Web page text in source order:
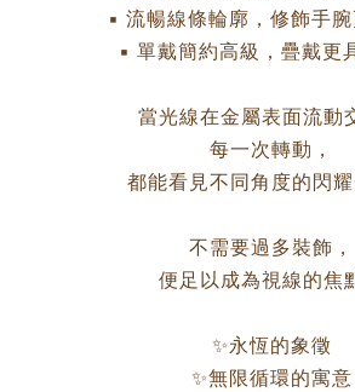
▪ 流暢線條輪廓，修飾手
▪ 單戴簡約高級，疊戴更
當光線在金屬表面流動
每一次轉動，
都能看見不同角度的閃耀
不需要過多裝飾，
便足以成為視線的焦
✨永恆的象徵
✨無限循環的寓意